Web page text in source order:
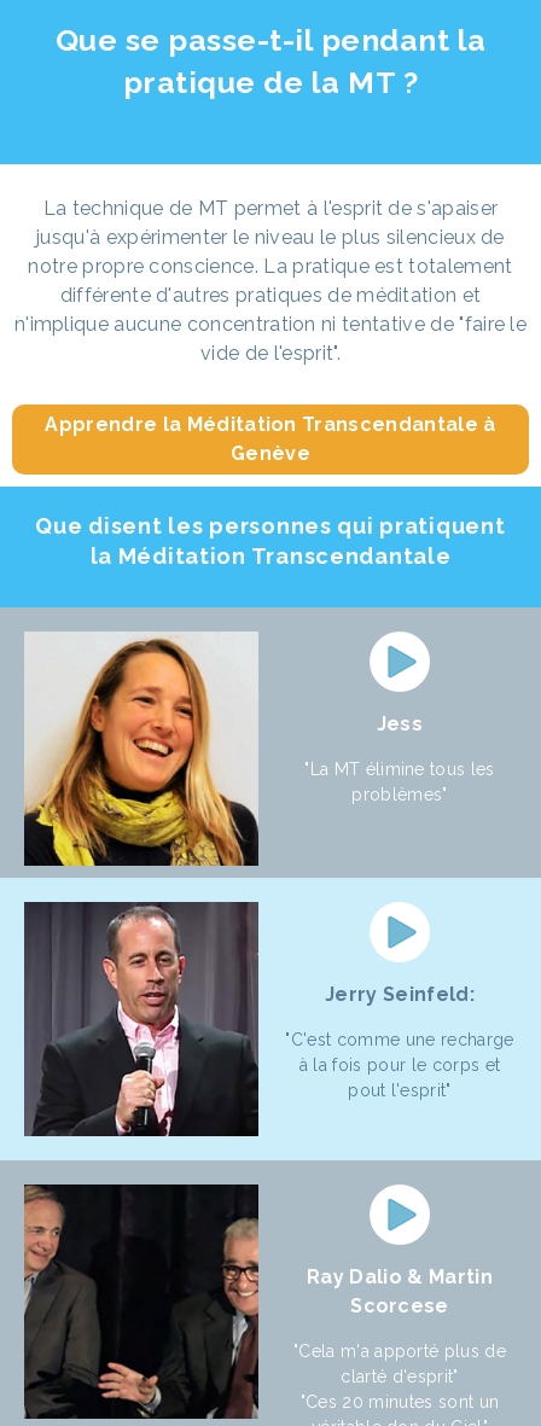
Que se passe-t-il pendant la
pratique de la MT ?
La technique de MT permet à l'esprit de s'apaiser
jusqu'à expérimenter le niveau le plus silencieux de
notre propre conscience. La pratique est totalement
différente d'autres pratiques de méditation et
n'implique aucune concentration ni tentative de "faire le
vide de l'esprit".
Apprendre la Méditation Transcendantale à
Genève
Que disent les personnes qui pratiquent
la Méditation Transcendantale
Jess
"La MT élimine tous les
problèmes"
Jerry Seinfeld:
"C'est comme une recharge
à la fois pour le corps et
pout l'esprit"
Ray Dalio & Martin
Scorcese
"Cela m'a apporté plus de
clarté d'esprit"
"Ces 20 minutes sont un